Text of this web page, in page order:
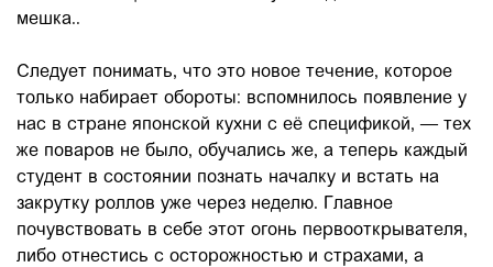
мешка..
Следует понимать, что это новое течение, которое
только набирает обороты: вспомнилось появление у
нас в стране японской кухни с её спецификой, — тех
же поваров не было, обучались же, а теперь каждый
студент в состоянии познать началку и встать на
закрутку роллов уже через неделю. Главное
почувствовать в себе этот огонь первооткрывателя,
либо отнестись с осторожностью и страхами, а